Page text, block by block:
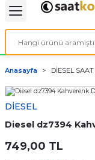
& ELEKTİRİK
ve Cihaz Pilleri
ÇEŞİTLERİ
Kordon Çeşitleri
Kordonları
Anasayfa DİESEL
DİESEL
Diesel dz7394
749,00 TL